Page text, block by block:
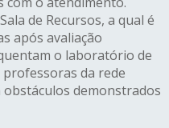
de Recursos, a qual é
após avaliação
o laboratório de
da rede
demonstrados